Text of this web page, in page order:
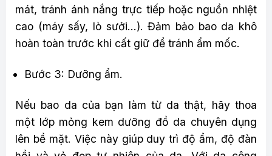
mát, tránh ánh nắng trực tiếp hoặc nguồn nhiệt
cao (máy sấy, lò sưởi…). Đảm bảo bao da khô
hoàn toàn trước khi cất giữ để tránh ẩm mốc.
Bước 3: Dưỡng ẩm.
Nếu bao da của bạn làm từ da thật, hãy thoa
một lớp mỏng kem dưỡng đồ da chuyên dụng
lên bề mặt. Việc này giúp duy trì độ ẩm, độ đàn